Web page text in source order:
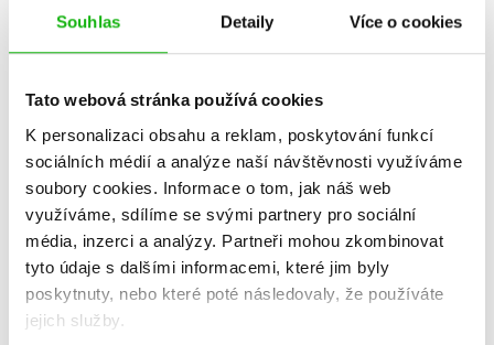
Souhlas Detaily Více o cookies
Tato webová stránka používá cookies
K personalizaci obsahu a reklam, poskytování funkcí
sociálních médií a analýze naší návštěvnosti využíváme
soubory cookies. Informace o tom, jak náš web
využíváme, sdílíme se svými partnery pro sociální
média, inzerci a analýzy. Partneři mohou zkombinovat
tyto údaje s dalšími informacemi, které jim byly
poskytnuty, nebo které poté následovaly, že používáte
jejich služby.
Katastrofa v káznici
– Poslední mezi
rovnými
Kolektiv
Do košíku